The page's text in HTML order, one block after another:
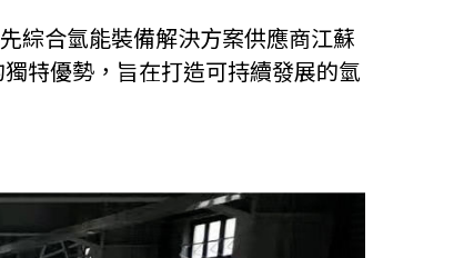
綜合氫能裝備解決方案供應商江蘇
特優勢，旨在打造可持續發展的氫